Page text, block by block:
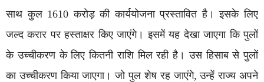
साथ कुल 1610 करोड़ की कार्ययोजना प्रस्तावित है। इसके लिए
जल्द करार पर हस्ताक्षर किए जाएंगे। इसमें यह देखा जाएगा कि पुलों
के उच्चीकरण के लिए कितनी राशि मिल रही है। उस हिसाब से पुलों
का उच्चीकरण किया जाएगा। जो पुल शेष रह जाएंगे, उन्हें राज्य अपने